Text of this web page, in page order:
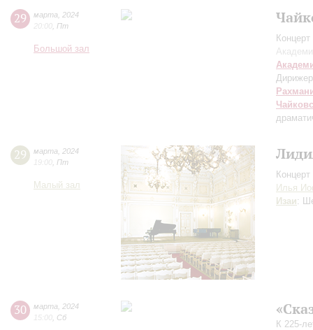
29 марта
2024
20:00 Пт
Большой зал
29 марта
2024
19:00 Пт
Малый зал
Илья
Изаи:
30 марта
2024
15:00 Сб
К 225-